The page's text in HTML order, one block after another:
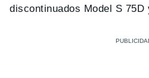
discontinuados Model S 75D